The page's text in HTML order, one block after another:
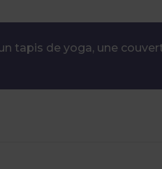
tapis de yoga, une